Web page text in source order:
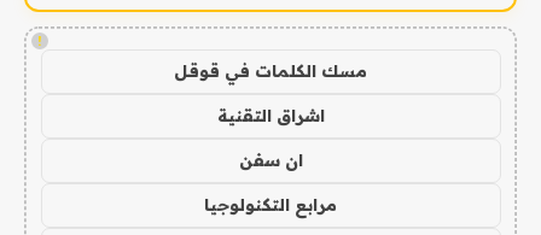
!
مسك الكلمات في قوقل
اشراق التقنية
ان سفن
مرابع التكنولوجيا